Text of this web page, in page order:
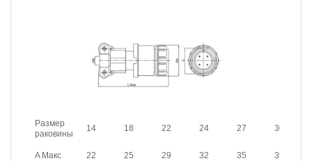
Размер
раковины
14 18 22 24 27 30
A Макс 22 25 29 32 35 39